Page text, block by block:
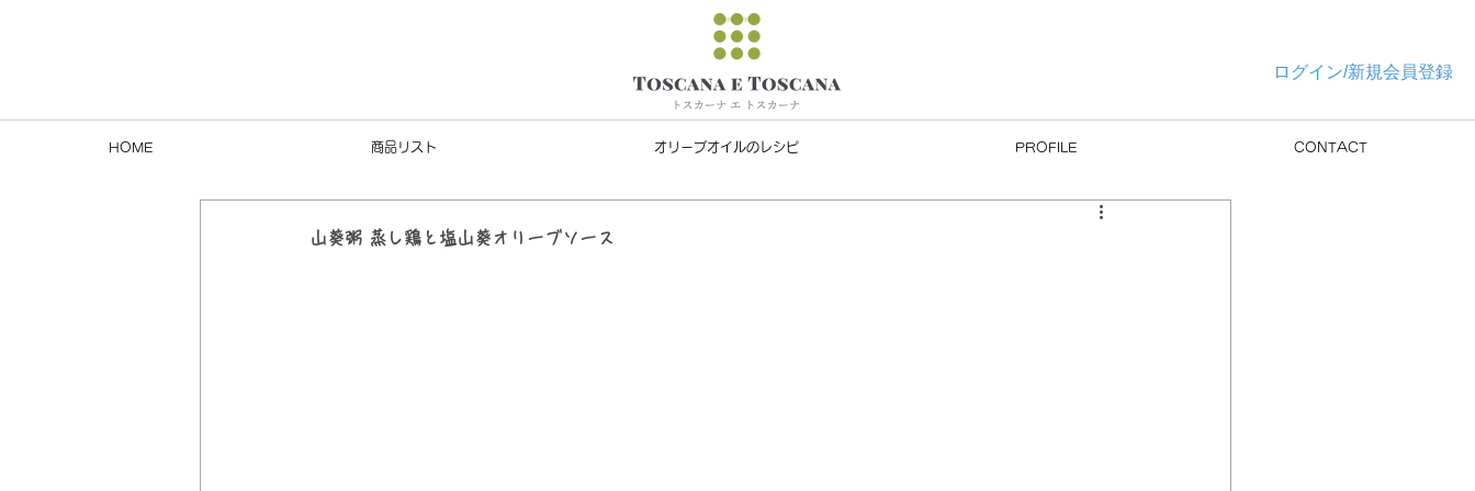
ログイン/新規会員登録
HOME 商品リスト オリーブオイルのレシピ PROFILE CONTACT
山葵粥 蒸し鶏と塩山葵オリーブソース